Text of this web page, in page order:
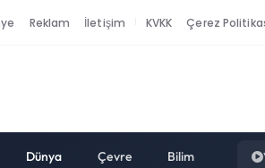
Reklam İletişim KVKK Çerez
Dünya Çevre Bilim